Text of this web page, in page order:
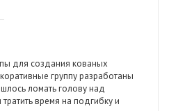
для создания кованых
группу разработаны
ломать голову над
время на подгибку и